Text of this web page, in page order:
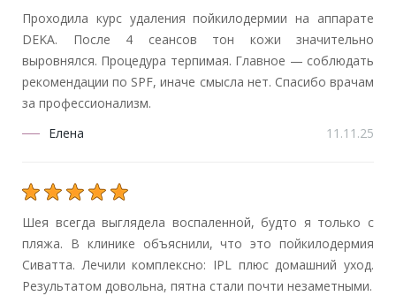
Проходила курс удаления пойкилодермии на аппарате
DEKA. После 4 сеансов тон кожи значительно
выровнялся. Процедура терпимая. Главное — соблюдать
рекомендации по SPF, иначе смысла нет. Спасибо врачам
за профессионализм.
Елена
11.11.25
Шея всегда выглядела воспаленной, будто я только с
пляжа. В клинике объяснили, что это пойкилодермия
Сиватта. Лечили комплексно: IPL плюс домашний уход.
Результатом довольна, пятна стали почти незаметными.